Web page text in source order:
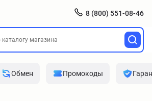
8 (800) 551-08-46
Обмен Промокоды